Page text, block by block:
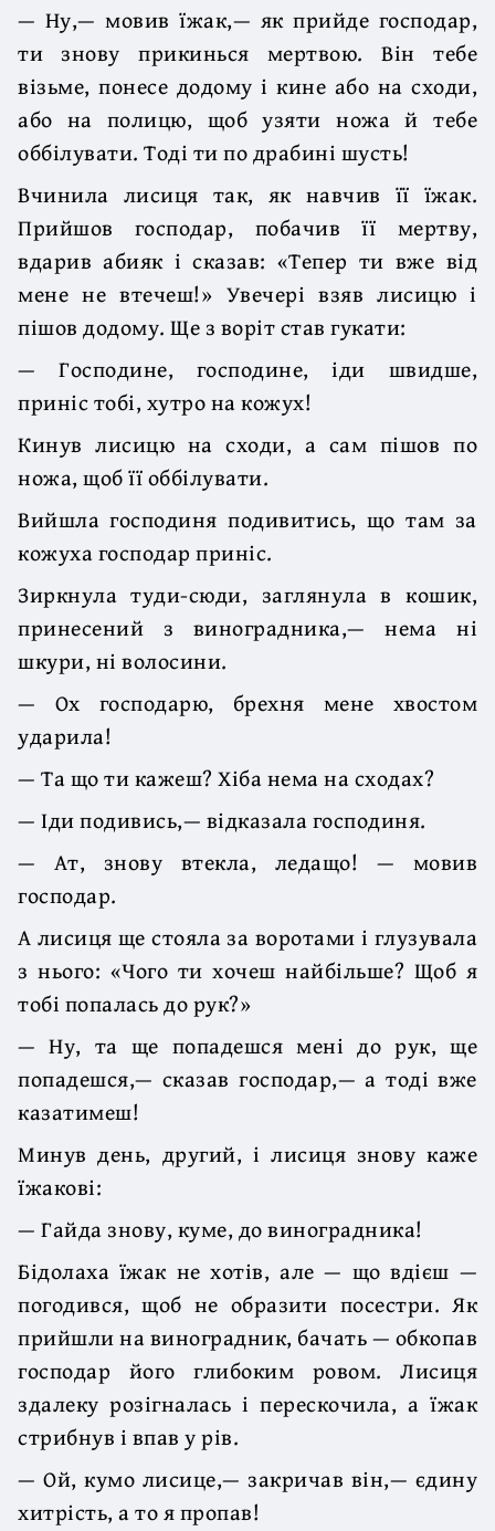
— Ну,— мовив їжак,— як прийде господар,
ти знову прикинься мертвою. Він тебе
візьме, понесе додому і кине або на сходи,
або на полицю, щоб узяти ножа й тебе
оббілувати. Тоді ти по драбині шусть!
Вчинила лисиця так, як навчив її їжак.
Прийшов господар, побачив її мертву,
вдарив абияк і сказав: «Тепер ти вже від
мене не втечеш!» Увечері взяв лисицю і
пішов додому. Ще з воріт став гукати:
— Господине, господине, іди швидше,
приніс тобі, хутро на кожух!
Кинув лисицю на сходи, а сам пішов по
ножа, щоб її оббілувати.
Вийшла господиня подивитись, що там за
кожуха господар приніс.
Зиркнула туди-сюди, заглянула в кошик,
принесений з виноградника,— нема ні
шкури, ні волосини.
— Ох господарю, брехня мене хвостом
ударила!
— Та що ти кажеш? Хіба нема на сходах?
— Іди подивись,— відказала господиня.
— Ат, знову втекла, ледащо! — мовив
господар.
А лисиця ще стояла за воротами і глузувала
з нього: «Чого ти хочеш найбільше? Щоб я
тобі попалась до рук?»
— Ну, та ще попадешся мені до рук, ще
попадешся,— сказав господар,— а тоді вже
казатимеш!
Минув день, другий, і лисиця знову каже
їжакові:
— Гайда знову, куме, до виноградника!
Бідолаха їжак не хотів, але — що вдієш —
погодився, щоб не образити посестри. Як
прийшли на виноградник, бачать — обкопав
господар його глибоким ровом. Лисиця
здалеку розігналась і перескочила, а їжак
стрибнув і впав у рів.
— Ой, кумо лисице,— закричав він,— єдину
хитрість, а то я пропав!